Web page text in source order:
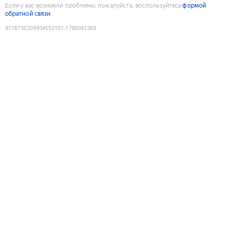
Если у вас возникли проблемы, пожалуйста, воспользуйтесьформой
обратной связи
9178736209934553101 :1786041269